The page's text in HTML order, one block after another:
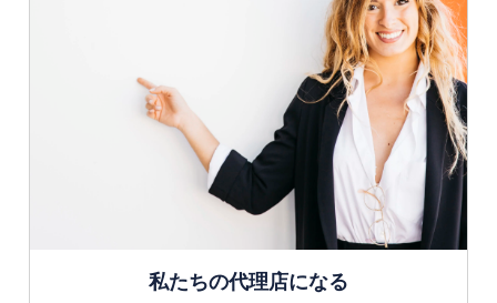
私たちの代理店になる